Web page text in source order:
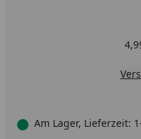
Am Lager, Lieferzeit: